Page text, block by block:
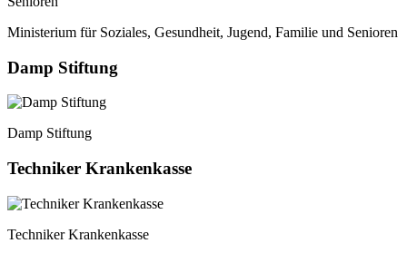
Ministerium für Soziales, Gesundheit, Jugend, Familie und Senioren
Damp Stiftung
Damp Stiftung
Techniker Krankenkasse
Techniker Krankenkasse